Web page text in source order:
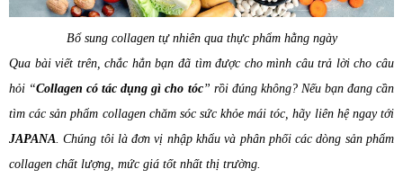
Bổ sung collagen tự nhiên qua thực phẩm hằng ngày
Qua bài viết trên, chắc hẳn bạn đã tìm được cho mình câu trả lời cho câu
hỏi “Collagen có tác dụng gì cho tóc” rồi đúng không? Nếu bạn đang cần
tìm các sản phẩm collagen chăm sóc sức khỏe mái tóc, hãy liên hệ ngay tới
JAPANA . Chúng tôi là đơn vị nhập khẩu và phân phối các dòng sản phẩm
collagen chất lượng, mức giá tốt nhất thị trường.